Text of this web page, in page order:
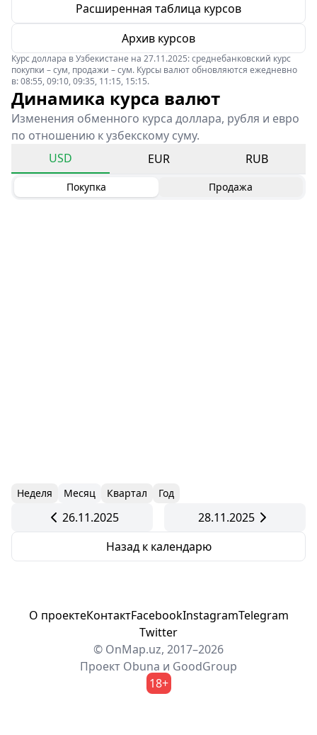
Расширенная таблица курсов
Архив курсов
Курс доллара в Узбекистане на 27.11.2025: среднебанковский курс
покупки – сум, продажи – сум. Курсы валют обновляются ежедневно
в: 08:55, 09:10, 09:35, 11:15, 15:15.
Динамика курса валют
Изменения обменного курса доллара, рубля и евро
по отношению к узбекскому суму.
USD
EUR RUB
Покупка Продажа
Неделя Месяц Квартал Год
26.11.2025
28.11.2025
Назад к календарю
О проектеКонтактFacebookInstagramTelegram
Twitter
© OnMap.uz, 2017–2026
Проект Obuna и GoodGroup
18+